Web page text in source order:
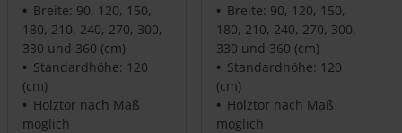
Breite: 90, 120, 150,
180, 210, 240, 270, 300,
330 und 360 (cm)
Standardhöhe: 120
(cm)
Holztor nach Maß
möglich
Breite: 90, 120, 150,
180, 210, 240, 270, 300,
330 und 360 (cm)
Standardhöhe: 120
(cm)
Holztor nach Maß
möglich